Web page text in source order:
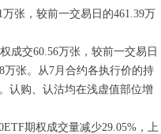
张，较前一交易日的461.39万
成交60.56万张，较前一交易日
万张。从7月合约各执行价的持
认购、认沽均在浅虚值部位增
期权成交量减少29.05%，上